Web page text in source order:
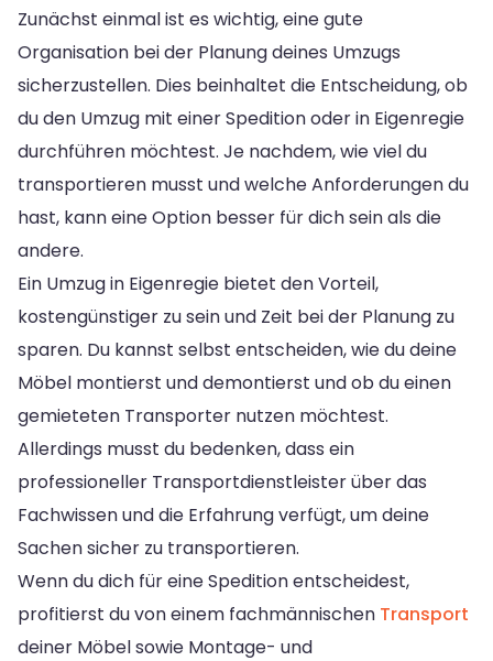
Zunächst einmal ist es wichtig, eine gute
Organisation bei der Planung deines Umzugs
sicherzustellen. Dies beinhaltet die Entscheidung, ob
du den Umzug mit einer Spedition oder in Eigenregie
durchführen möchtest. Je nachdem, wie viel du
transportieren musst und welche Anforderungen du
hast, kann eine Option besser für dich sein als die
andere.
Ein Umzug in Eigenregie bietet den Vorteil,
kostengünstiger zu sein und Zeit bei der Planung zu
sparen. Du kannst selbst entscheiden, wie du deine
Möbel montierst und demontierst und ob du einen
gemieteten Transporter nutzen möchtest.
Allerdings musst du bedenken, dass ein
professioneller Transportdienstleister über das
Fachwissen und die Erfahrung verfügt, um deine
Sachen sicher zu transportieren.
Wenn du dich für eine Spedition entscheidest,
profitierst du von einem fachmännischen Transport
deiner Möbel sowie Montage- und